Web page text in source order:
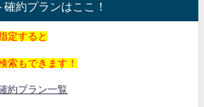
約プランはここ！
定すると
索もできます！
約プラン一覧